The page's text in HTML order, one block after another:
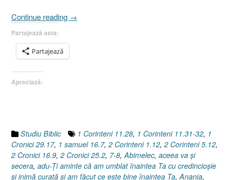
Continue reading „Inima
[Matei
→
Partajează asta:
Partajează
Apreciază:
Studiu Biblic 1 Corinteni 11.28, 1 Corinteni 11.31-32, 1
Cronici 29.17, 1 samuel 16.7, 2 Corinteni 1.12, 2 Corinteni 5.12,
2 Cronici 16.9, 2 Cronici 25.2, 7-8,Abimelec, aceea va şi
secera, adu-Ţi aminte că am umblat înaintea Ta cu credincioşie
şi inimă curată şi am făcut ce este bine înaintea Ta,Anania,